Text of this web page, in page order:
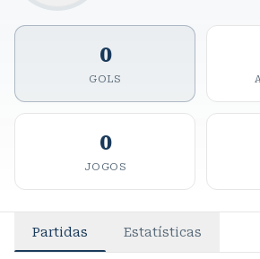
0
GOLS
0
JOGOS
Partidas Estatísticas